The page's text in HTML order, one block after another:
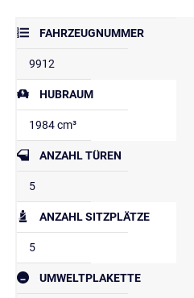
FAHRZEUGNUMMER
9912
HUBRAUM
1984 cm³
ANZAHL TÜREN
5
ANZAHL SITZPLÄTZE
5
UMWELTPLAKETTE